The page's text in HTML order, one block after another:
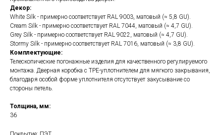
Декор:
White Silk - примерно соответствует RAL 9003, матовый (≈ 5,8 GU).
Cream Silk - примерно соответствует RAL 7044, матовый (≈ 4,7 GU).
Grey Silk - примерно соответствует RAL 9022, матовый (≈ 4,7 GU).
Stormy Silk - примерно соответствует RAL 7016, матовый (≈ 3,8 GU).
Комплектующие:
Телескопические погонажные изделия для качественного регулируемого
монтажа. Дверная коробка с TPE-уплотнителем для мягкого закрывания,
благодаря особой форме уплотнителя отсутствует закусывание со
стороны петель.
Толщина, мм:
36